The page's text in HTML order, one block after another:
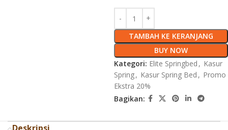
TAMBAH KE KERANJANG
BUY NOW
Kategori: Elite Springbed , Kasur
Spring, Kasur Spring Bed , Promo
Ekstra 20%
Bagikan: